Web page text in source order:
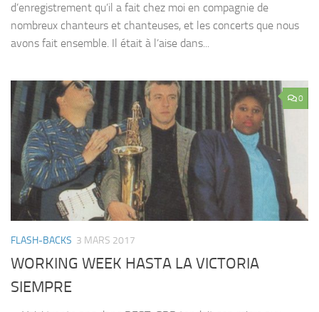
d’enregistrement qu’il a fait chez moi en compagnie de
nombreux chanteurs et chanteuses, et les concerts que nous
avons fait ensemble. Il était à l’aise dans...
0
FLASH-BACKS 3 MARS 2017
WORKING WEEK HASTA LA VICTORIA
SIEMPRE